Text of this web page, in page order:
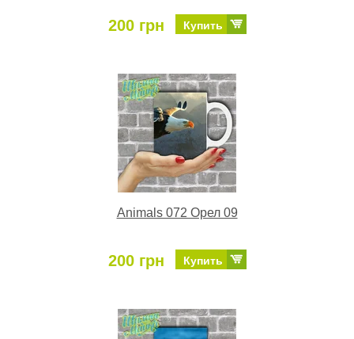
200 грн Купить
Animals 072 Орел 09
200 грн Купить